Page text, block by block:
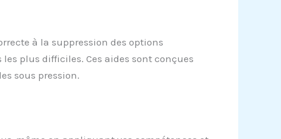
à la suppression des options
plus difficiles. Ces aides sont conçues
sous pression.